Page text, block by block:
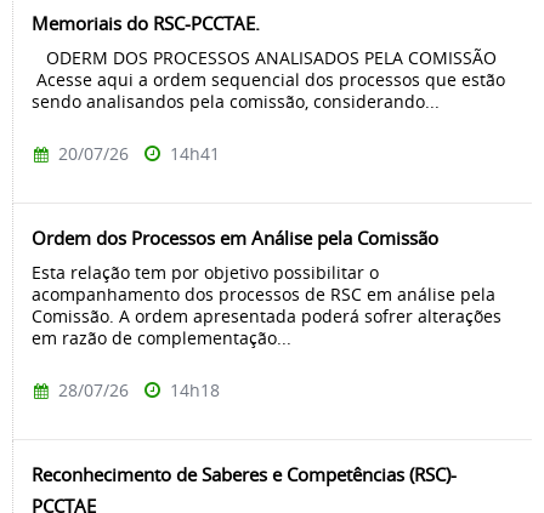
Memoriais do RSC-PCCTAE.
ODERM DOS PROCESSOS ANALISADOS PELA COMISSÃO
Acesse aqui a ordem sequencial dos processos que estão
sendo analisandos pela comissão, considerando...
20/07/26 14h41
Ordem dos Processos em Análise pela Comissão
Esta relação tem por objetivo possibilitar o
acompanhamento dos processos de RSC em análise pela
Comissão. A ordem apresentada poderá sofrer alterações
em razão de complementação...
28/07/26 14h18
Reconhecimento de Saberes e Competências (RSC)-
PCCTAE